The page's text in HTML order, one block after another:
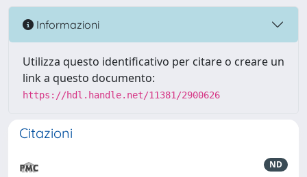
Informazioni
Utilizza questo identificativo per citare o creare un
link a questo documento:
https://hdl.handle.net/11381/2900626
Citazioni
ND